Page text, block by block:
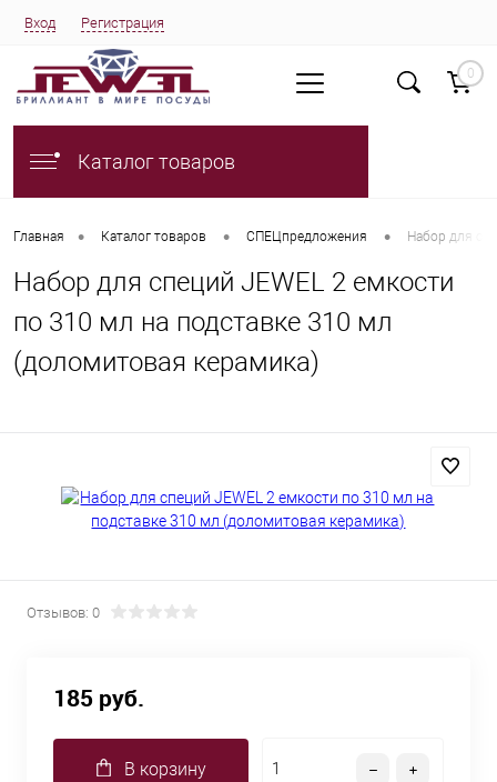
Вход Регистрация
0
Каталог товаров
Главная • Каталог товаров • СПЕЦпредложения • Набор для
Набор для специй JEWEL 2 емкости
по 310 мл на подставке 310 мл
(доломитовая керамика)
Отзывов: 0
185 руб.
В корзину